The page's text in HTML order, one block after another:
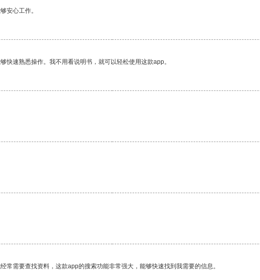
安心工作。
速熟悉操作。我不用看说明书，就可以轻松使用这款app。
需要查找资料，这款app的搜索功能非常强大，能够快速找到我需要的信息。